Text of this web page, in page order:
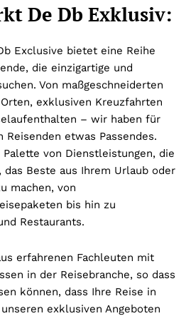
De Db Exklusiv:
Exclusive bietet eine Reihe
die einzigartige und
Von maßgeschneiderten
exklusiven Kreuzfahrten
– wir haben für
Reisenden etwas Passendes.
von Dienstleistungen, die
Beste aus Ihrem Urlaub oder
machen, von
bis hin zu
Restaurants.
erfahrenen Fachleuten mit
in der Reisebranche, so dass
können, dass Ihre Reise in
exklusiven Angeboten